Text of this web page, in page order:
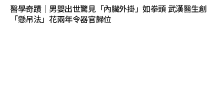
醫學奇蹟｜男嬰出世驚見「內臟外掛」如拳頭 武漢醫生創
「懸吊法」花兩年令器官歸位